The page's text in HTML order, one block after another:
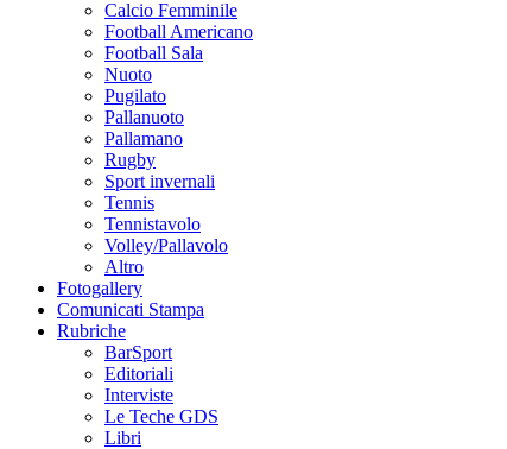
Calcio Femminile
Football Americano
Football Sala
Nuoto
Pugilato
Pallanuoto
Pallamano
Rugby
Sport invernali
Tennis
Tennistavolo
Volley/Pallavolo
Altro
Fotogallery
Comunicati Stampa
Rubriche
BarSport
Editoriali
Interviste
Le Teche GDS
Libri